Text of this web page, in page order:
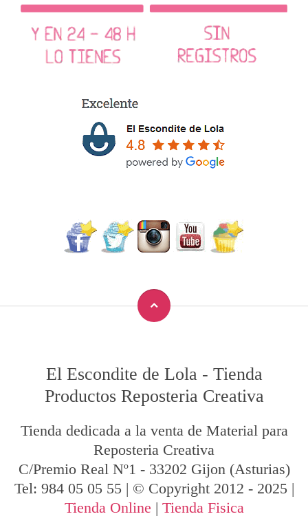
El Escondite de Lola - Tienda
Productos Reposteria Creativa
Tienda dedicada a la venta de Material para
Reposteria Creativa
C/Premio Real Nº1 - 33202 Gijon (Asturias)
Tel: 984 05 05 55 | © Copyright 2012 - 2025 |
Tienda Online | Tienda Fisica